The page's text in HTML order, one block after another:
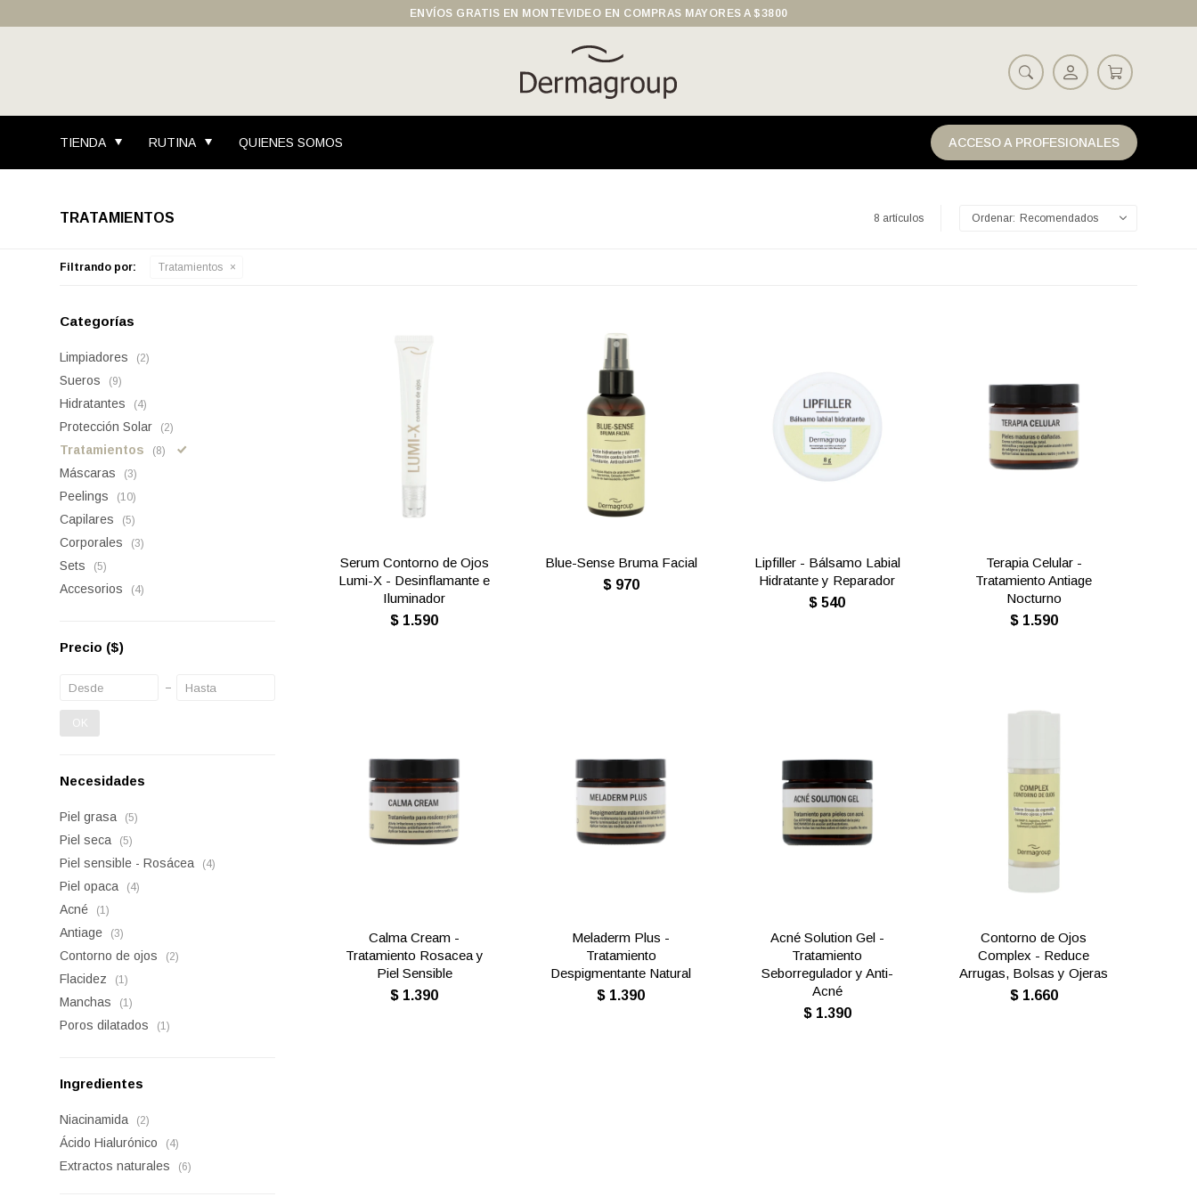
TIENDA RUTINA QUIENES SOMOS ACCESO A PROFESIONALES
ENVÍOS GRATIS EN MONTEVIDEO EN COMPRAS MAYORES A $3800
TRATAMIENTOS 8 artículos Recomendados
Filtrando por: Tratamientos
Serum Contorno de Ojos
Lumi-X - Desinflamante e
Iluminador
$ 1.590
Blue-Sense Bruma Facial
$ 970
Lipfiller - Bálsamo Labial
Hidratante y Reparador
$ 540
Terapia Celular -
Tratamiento Antiage
Nocturno
$ 1.590
Calma Cream -
Tratamiento Rosacea y
Piel Sensible
$ 1.390
Meladerm Plus -
Tratamiento
Despigmentante Natural
$ 1.390
Acné Solution Gel -
Tratamiento
Seborregulador y Anti-
Acné
$ 1.390
Contorno de Ojos
Complex - Reduce
Arrugas, Bolsas y Ojeras
$ 1.660
Categorías
Limpiadores (2)
Sueros (9)
Hidratantes (4)
Protección Solar (2)
Tratamientos (8)
Máscaras (3)
Peelings (10)
Capilares (5)
Corporales (3)
Sets (5)
Accesorios (4)
Precio ($)
OK
Necesidades
Piel grasa (5)
Piel seca (5)
Piel sensible - Rosácea (4)
Piel opaca (4)
Acné (1)
Antiage (3)
Contorno de ojos (2)
Flacidez (1)
Manchas (1)
Poros dilatados (1)
Ingredientes
Niacinamida (2)
Ácido Hialurónico (4)
Extractos naturales (6)